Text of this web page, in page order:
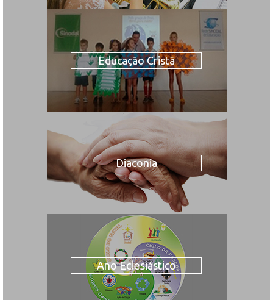
Educação Cristã
Diaconia
Ano Eclesiástico